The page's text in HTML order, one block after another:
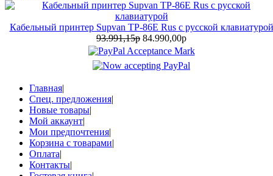
Кабельный принтер Supvan TP-86E Rus с русской клавиатурой
93.991,15р 84.990,00р
Главная|
Спец. предложения|
Новые товары|
Мой аккаунт|
Мои предпочтения|
Корзина с товарами|
Оплата|
Контакты|